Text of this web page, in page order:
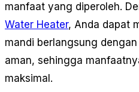
manfaat yang diperoleh.
Water Heater, Anda dapat
mandi berlangsung
aman, sehingga
maksimal.